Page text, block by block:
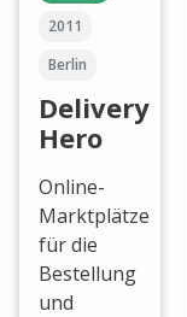
2011
Berlin
Delivery
Hero
Online-
Marktplätze
für die
Bestellung
und